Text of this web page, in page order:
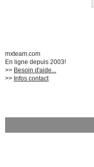
mxteam.com
En ligne depuis 2003!
>> Besoin d'aide...
>> Infos contact